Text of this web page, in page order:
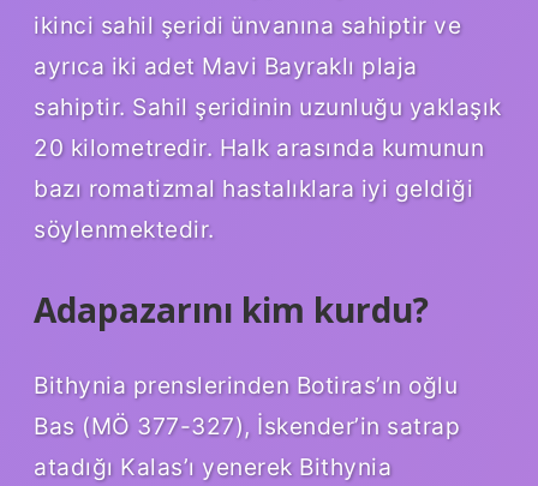
ikinci sahil şeridi ünvanına sahiptir ve
ayrıca iki adet Mavi Bayraklı plaja
sahiptir. Sahil şeridinin uzunluğu yaklaşık
20 kilometredir. Halk arasında kumunun
bazı romatizmal hastalıklara iyi geldiği
söylenmektedir.
Adapazarını kim kurdu?
Bithynia prenslerinden Botiras’ın oğlu
Bas (MÖ 377-327), İskender’in satrap
atadığı Kalas’ı yenerek Bithynia